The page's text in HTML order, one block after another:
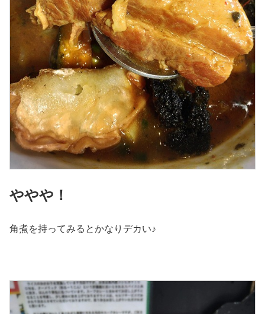
ややや！
角煮を持ってみるとかなりデカい♪